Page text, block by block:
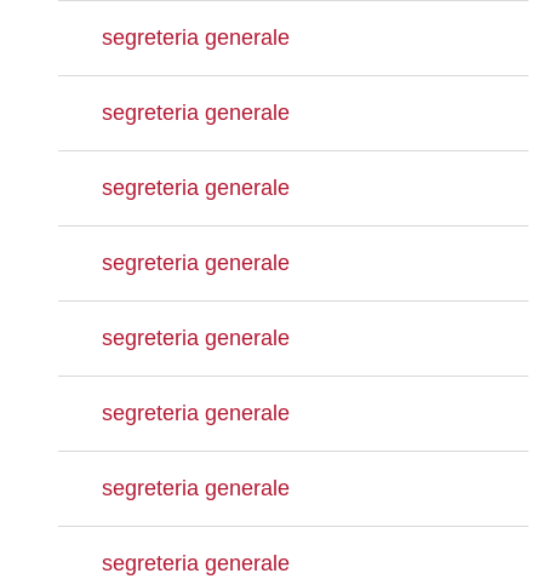
segreteria generale
segreteria generale
segreteria generale
segreteria generale
segreteria generale
segreteria generale
segreteria generale
segreteria generale